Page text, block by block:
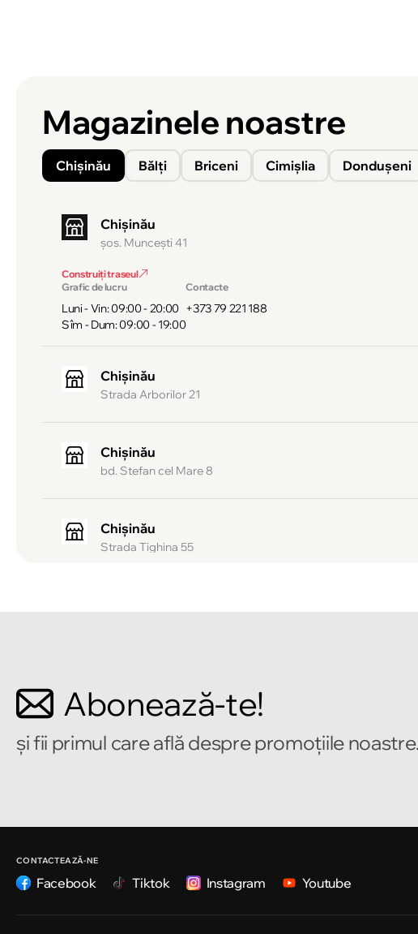
Magazinele noastre
Chișinău Bălți Briceni Cimișlia Donduşeni
Chișinău
şos. Munceşti 41
Construiți traseul
Grafic de lucru
Luni - Vin: 09:00 - 20:00
Sîm - Dum: 09:00 - 19:00
Contacte
+373 79 221 188
Chișinău
Strada Arborilor 21
Chișinău
bd. Stefan cel Mare 8
Chișinău
Strada Tighina 55
Strada Alecu Russo 1
Abonează-te!
și fii primul care află despre promoțiile noastre.
CONTACTEAZĂ-NE
Facebook Tiktok Instagram Youtube